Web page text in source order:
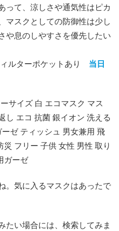
って、涼しさや通気性はピカ
マスクとしての防御性は少し
や息のしやすさを優先したい
ルターポケットあり 当日
サイズ 白 エコマスク マス
し エコ 抗菌 銀イオン 洗える
ゼ ティッシュ 男女兼用 飛
フリー 子供 女性 男性 取り
ガーゼ
。気に入るマスクはあったで
たい場合には、検索してみま